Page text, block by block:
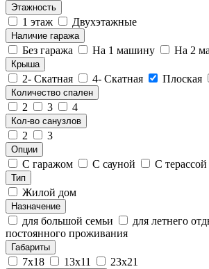
Этажность
1 этаж Двухэтажные
Наличие гаража
Без гаража На 1 машину На 2
Крыша
2- Скатная 4- Скатная Плоская
Количество спален
2 3 4
Кол-во санузлов
2 3
Опции
С гаражом С сауной С терассой
Тип
Жилой дом
Назначение
для большой семьи для летнего
постоянного проживания
Габариты
7х18 13х11 23х21